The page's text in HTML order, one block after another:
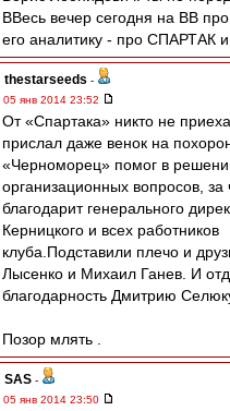
ВВесь вечер сегодня на ВВ
его аналитику - про СПАРТАК
thestarseeds -
05 янв 2014 23:52
От «Спартака» никто не
прислал даже венок на
«Черноморец» помог в
организационных вопросов,
благодарит генерального
Керницкого и всех работников
клуба.Подставили плечо и
Лысенко и Михаил Ганев. И
благодарность Дмитрию
Позор млять .
SAS -
05 янв 2014 23:50